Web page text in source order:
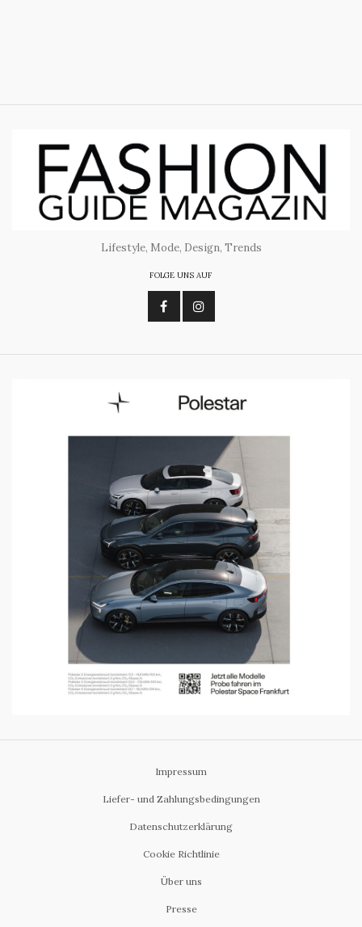
Lifestyle, Mode, Design, Trends
FOLGE UNS AUF
Impressum
Liefer- und Zahlungsbedingungen
Datenschutzerklärung
Cookie Richtlinie
Über uns
Presse